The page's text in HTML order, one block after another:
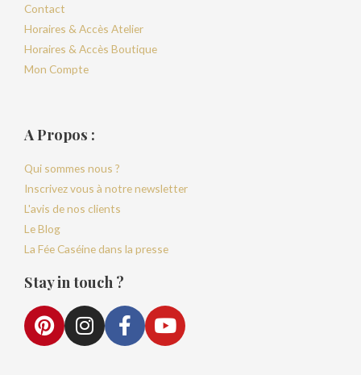
Contact
Horaires & Accès Atelier
Horaires & Accès Boutique
Mon Compte
A Propos :
Qui sommes nous ?
Inscrivez vous à notre newsletter
L'avis de nos clients
Le Blog
La Fée Caséine dans la presse
Stay in touch ?